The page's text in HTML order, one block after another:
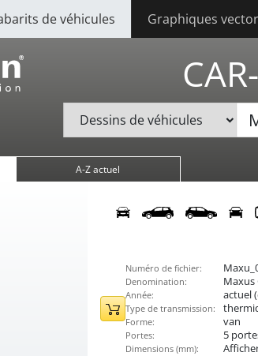
de véhicules Graphiques
A-Z actuel
Numéro de fichier:
Denomination:
Maxus
Année: actuel
Type de transmission:
Forme: van
Portes: 5
Dimensions (mm):